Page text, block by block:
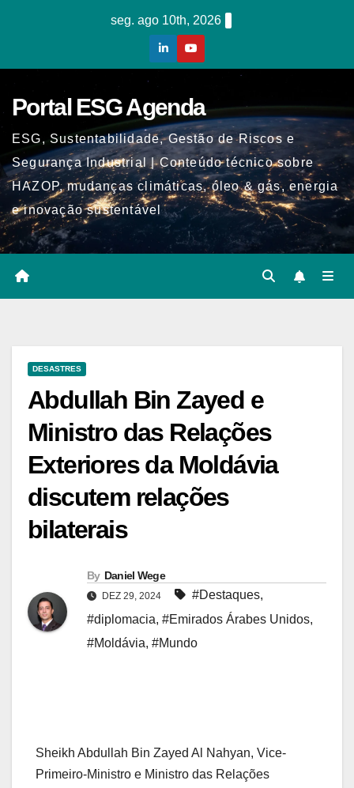
seg. ago 10th, 2026
Portal ESG Agenda
ESG, Sustentabilidade, Gestão de Riscos e
Segurança Industrial | Conteúdo técnico sobre
HAZOP, mudanças climáticas, óleo & gás, energia
e inovação sustentável
DESASTRES
Abdullah Bin Zayed e
Ministro das Relações
Exteriores da Moldávia
discutem relações
bilaterais
By Daniel Wege
DEZ 29, 2024 #Destaques,
#diplomacia, #Emirados Árabes Unidos,
#Moldávia, #Mundo
Sheikh Abdullah Bin Zayed Al Nahyan, Vice-
Primeiro-Ministro e Ministro das Relações